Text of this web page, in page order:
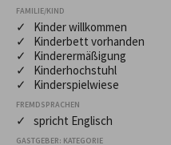
FAMILIE/KIND
✓ Kinder willkommen
✓ Kinderbett vorhanden
✓ Kinderermäßigung
✓ Kinderhochstuhl
✓ Kinderspielwiese
FREMDSPRACHEN
✓ spricht Englisch
GASTGEBER: KATEGORIE